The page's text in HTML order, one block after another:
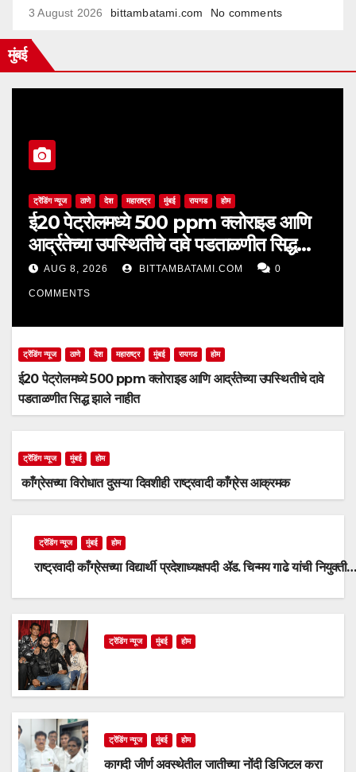
3 August 2026 bittambatami.com No comments
मुंबई
ट्रेंडिंग न्यूज ठाणे देश महाराष्ट्र मुंबई रायगड होम
ई20 पेट्रोलमध्ये 500 ppm क्लोराइड आणि
आर्द्रतेच्या उपस्थितीचे दावे पडताळणीत सिद्ध
झाले नाहीत
AUG 8, 2026 BITTAMBATAMI.COM 0
COMMENTS
ट्रेंडिंग न्यूज ठाणे देश महाराष्ट्र मुंबई रायगड होम
ई20 पेट्रोलमध्ये 500 ppm क्लोराइड आणि आर्द्रतेच्या उपस्थितीचे दावे
पडताळणीत सिद्ध झाले नाहीत
ट्रेंडिंग न्यूज मुंबई होम
काँग्रेसच्या विरोधात दुसऱ्या दिवशीही राष्ट्रवादी काँग्रेस आक्रमक
ट्रेंडिंग न्यूज मुंबई होम
राष्ट्रवादी काँग्रेसच्या विद्यार्थी प्रदेशाध्यक्षपदी ॲड. चिन्मय गाढे यांची नियुक्ती…
ट्रेंडिंग न्यूज मुंबई होम
ट्रेंडिंग न्यूज मुंबई होम
कागदी जीर्ण अवस्थेतील जातीच्या नोंदी डिजिटल करा